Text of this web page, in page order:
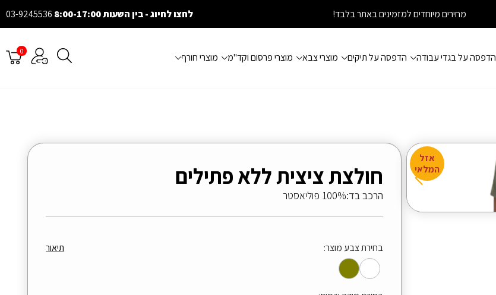
מחירים מיוחדים למזמינים באתר בלבד! לחצו לחיוג - בין השעות 8:00-17:00 03-9245536
הדפסה על בגדי עבודה הדפסה על תיקים מוצרי צבא מוצרי פרסום וקד"מ מוצרי חורף
0
חולצת ציצית ללא פתילים
הרכב בד:100% פוליאסטר
בחירת צבע מוצר: תיאור
אזל
המלאי